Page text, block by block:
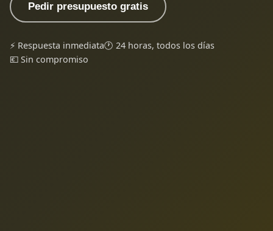
Pedir presupuesto gratis
⚡ Respuesta inmediata🕐 24 horas, todos los días
💶 Sin compromiso